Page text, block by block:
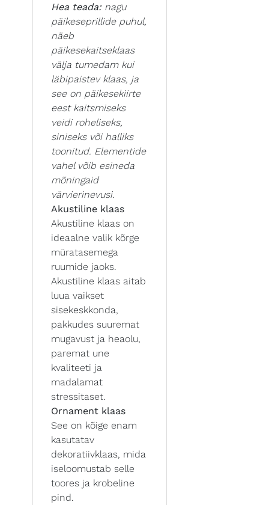
Hea teada:nagu
päikeseprillide puhul,
näeb
päikesekaitseklaas
välja tumedam kui
läbipaistev klaas, ja
see on päikesekiirte
eest kaitsmiseks
veidi roheliseks,
siniseks või halliks
toonitud. Elementide
vahel võib esineda
mõningaid
värvierinevusi.
Akustiline klaas
Akustiline klaas on
ideaalne valik kõrge
müratasemega
ruumide jaoks.
Akustiline klaas aitab
luua vaikset
sisekeskkonda,
pakkudes suuremat
mugavust ja heaolu,
paremat une
kvaliteeti ja
madalamat
stressitaset.
Ornament klaas
See on kõige enam
kasutatav
dekoratiivklaas, mida
iseloomustab selle
toores ja krobeline
pind.